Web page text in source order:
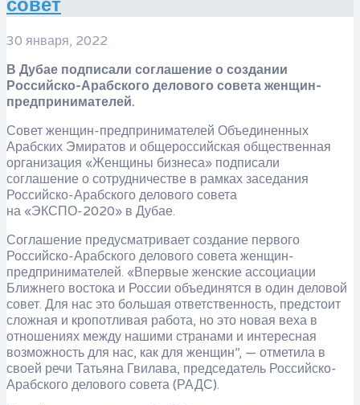
совет
30 января, 2022
В Дубае подписали соглашение о создании
Российско-Арабского делового совета женщин-
предпринимателей.
Совет женщин-предпринимателей Объединенных
Арабских Эмиратов и общероссийская общественная
организация «Женщины бизнеса» подписали
соглашение о сотрудничестве в рамках заседания
Российско-Арабского делового совета
на «ЭКСПО-2020» в Дубае.
Соглашение предусматривает создание первого
Российско-Арабского делового совета женщин-
предпринимателей. «Впервые женские ассоциации
Ближнего востока и России объединятся в один деловой
совет. Для нас это большая ответственность, предстоит
сложная и кропотливая работа, но это новая веха в
отношениях между нашими странами и интересная
возможность для нас, как для женщин”, — отметила в
своей речи Татьяна Гвилава, председатель Российско-
Арабского делового совета (РАДС).